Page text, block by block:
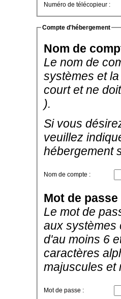
Numéro de télécopieur :
Compte d'hébergement
Nom de
Le nom de
systèmes et
court et ne
).
Si vous
veuillez
hébergement
Nom de compte :
Mot de passe
Le mot de
aux systèmes
d'au moins 6
caractères
majuscules et
Mot de passe :